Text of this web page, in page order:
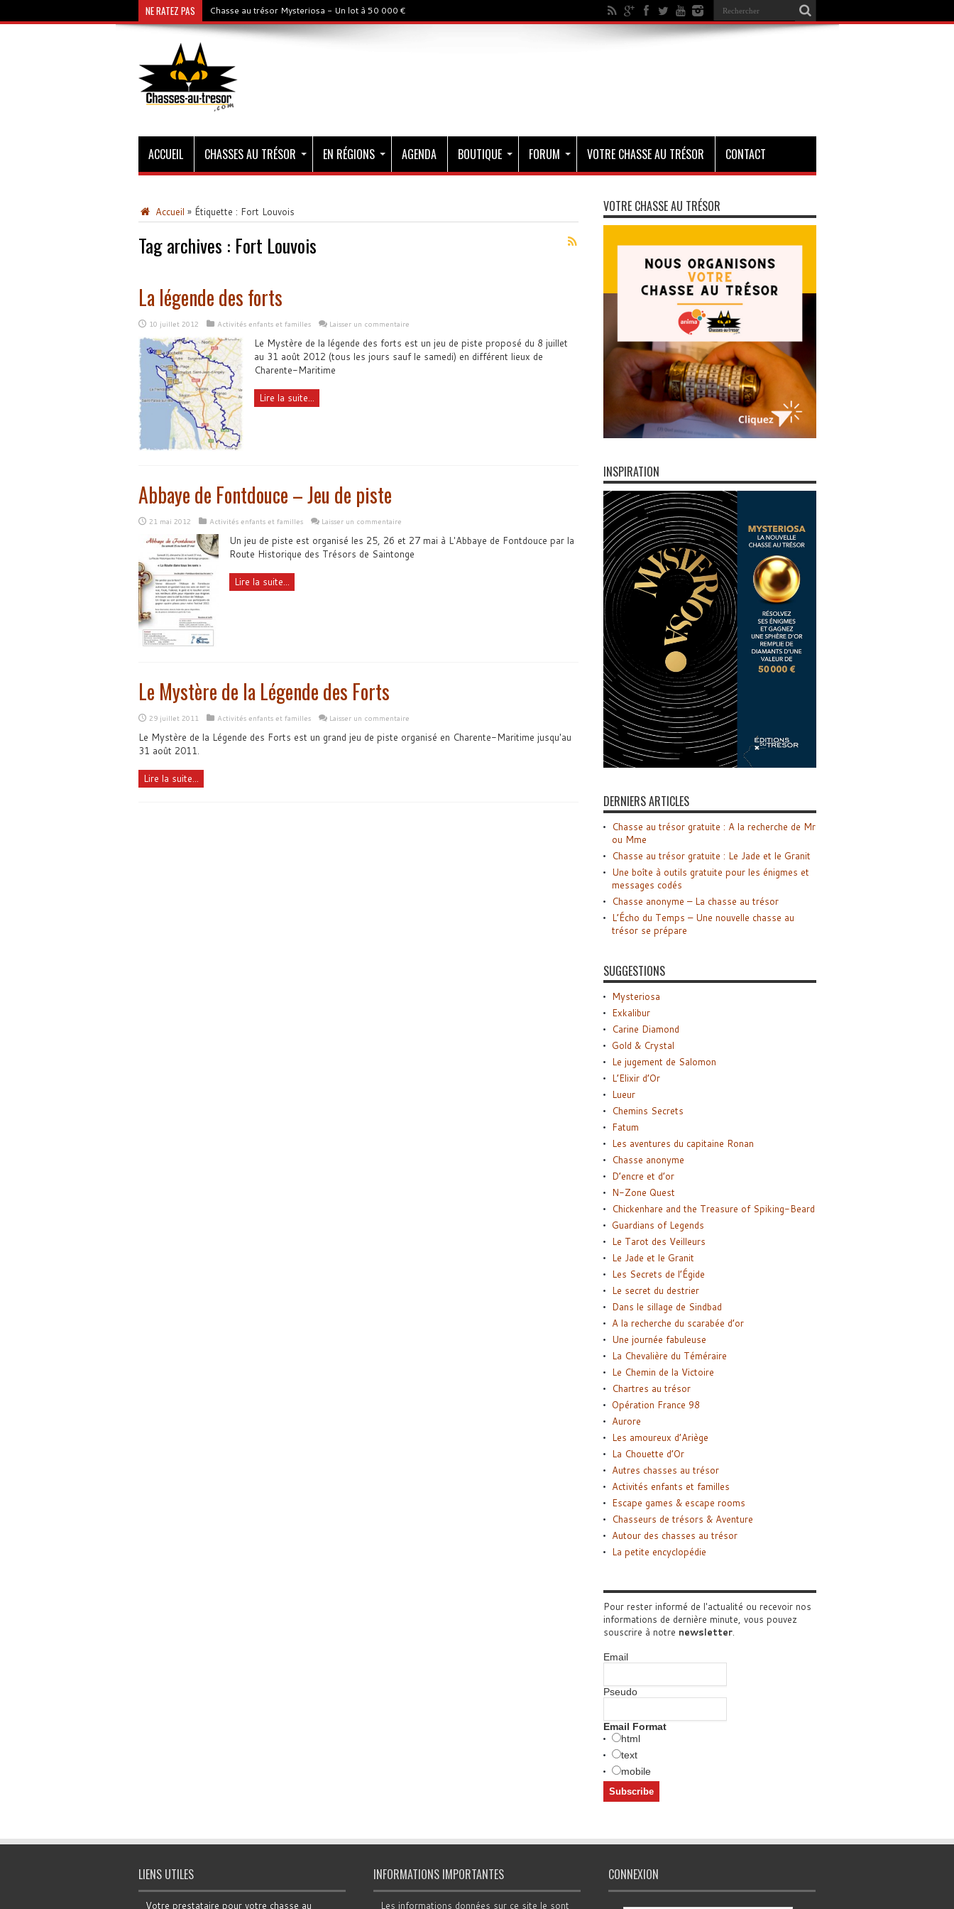
NE RATEZ PAS Chasse au trésor Mysteriosa - Un lot à 50 000 €
ACCUEIL CHASSES AU TRÉSOR EN RÉGIONS AGENDA BOUTIQUE FORUM VOTRE CHASSE AU TRÉSOR CONTACT
Accueil » Étiquette : Fort Louvois
Tag archives : Fort Louvois
La légende des forts
10 juillet 2012 Activités enfants et familles Laisser un commentaire
Le Mystère de la légende des forts est un jeu de piste proposé du 8 juillet
au 31 août 2012 (tous les jours sauf le samedi) en différent lieux de
Charente-Maritime
Lire la suite...
Abbaye de Fontdouce – Jeu de piste
21 mai 2012 Activités enfants et familles Laisser un commentaire
Un jeu de piste est organisé les 25, 26 et 27 mai à L'Abbaye de Fontdouce par la
Route Historique des Trésors de Saintonge
Lire la suite...
Le Mystère de la Légende des Forts
29 juillet 2011 Activités enfants et familles Laisser un commentaire
Le Mystère de la Légende des Forts est un grand jeu de piste organisé en Charente-Maritime jusqu'au
31 août 2011.
Lire la suite...
VOTRE CHASSE AU TRÉSOR
INSPIRATION
DERNIERS ARTICLES
Chasse au trésor gratuite : A la recherche de Mr
ou Mme
Chasse au trésor gratuite : Le Jade et le Granit
Une boîte à outils gratuite pour les énigmes et
messages codés
Chasse anonyme – La chasse au trésor
L’Écho du Temps – Une nouvelle chasse au
trésor se prépare
SUGGESTIONS
Mysteriosa
Exkalibur
Carine Diamond
Gold & Crystal
Le jugement de Salomon
L’Elixir d’Or
Lueur
Chemins Secrets
Fatum
Les aventures du capitaine Ronan
Chasse anonyme
D’encre et d’or
N-Zone Quest
Chickenhare and the Treasure of Spiking-Beard
Guardians of Legends
Le Tarot des Veilleurs
Le Jade et le Granit
Les Secrets de l’Égide
Le secret du destrier
Dans le sillage de Sindbad
A la recherche du scarabée d’or
Une journée fabuleuse
La Chevalière du Téméraire
Le Chemin de la Victoire
Chartres au trésor
Opération France 98
Aurore
Les amoureux d’Ariège
La Chouette d’Or
Autres chasses au trésor
Activités enfants et familles
Escape games & escape rooms
Chasseurs de trésors & Aventure
Autour des chasses au trésor
La petite encyclopédie
Pour rester informé de l'actualité ou recevoir nos
informations de dernière minute, vous pouvez
souscrire à notre newsletter.
Email
Pseudo
Email Format
html
text
mobile
LIENS UTILES
Votre prestataire pour votre chasse au
INFORMATIONS IMPORTANTES
Les informations données sur ce site le sont
CONNEXION